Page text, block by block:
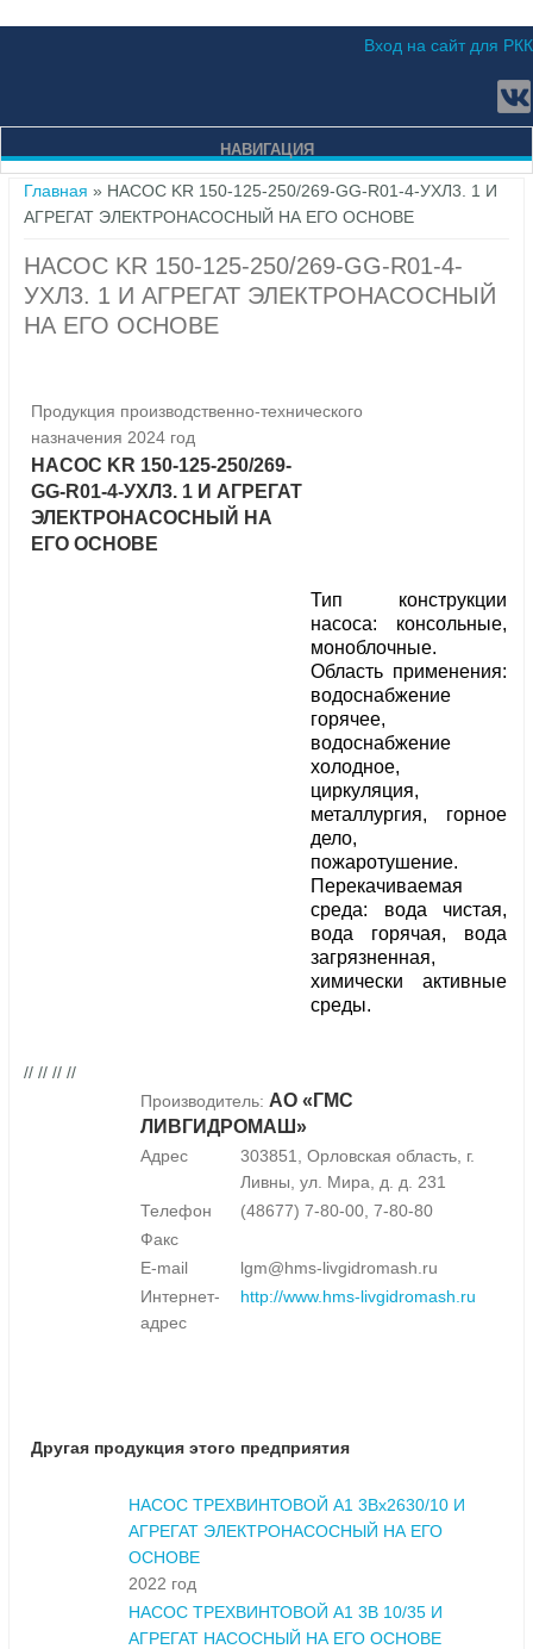
Вход на сайт для РКК
НАВИГАЦИЯ
Вы здесь
Главная » НАСОС KR 150-125-250/269-GG-R01-4-УХЛ3. 1 И
АГРЕГАТ ЭЛЕКТРОНАСОСНЫЙ НА ЕГО ОСНОВЕ
НАСОС KR 150-125-250/269-GG-R01-4-
УХЛ3. 1 И АГРЕГАТ ЭЛЕКТРОНАСОСНЫЙ
НА ЕГО ОСНОВЕ
Продукция производственно-технического
назначения 2024 год
НАСОС KR 150-125-250/269-
GG-R01-4-УХЛ3. 1 И АГРЕГАТ
ЭЛЕКТРОНАСОСНЫЙ НА
ЕГО ОСНОВЕ
Тип конструкции
насоса: консольные,
моноблочные.
Область применения:
водоснабжение
горячее,
водоснабжение
холодное,
циркуляция,
металлургия, горное
дело,
пожаротушение.
Перекачиваемая
среда: вода чистая,
вода горячая, вода
загрязненная,
химически активные
среды.
// // // //
Производитель: АО «ГМС
ЛИВГИДРОМАШ»
Адрес
303851, Орловская область, г.
Ливны, ул. Мира, д. д. 231
Телефон
(48677) 7-80-00, 7-80-80
Факс
E-mail
lgm@hms-livgidromash.ru
Интернет-
адрес
http://www.hms-livgidromash.ru
Другая продукция этого предприятия
НАСОС ТРЕХВИНТОВОЙ А1 3Вx2630/10 И
АГРЕГАТ ЭЛЕКТРОНАСОСНЫЙ НА ЕГО
ОСНОВЕ
2022 год
НАСОС ТРЕХВИНТОВОЙ А1 3В 10/35 И
АГРЕГАТ НАСОСНЫЙ НА ЕГО ОСНОВЕ